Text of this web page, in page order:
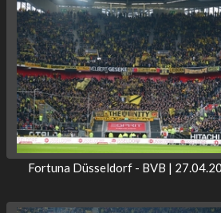
Fortuna Düsseldorf - BVB |